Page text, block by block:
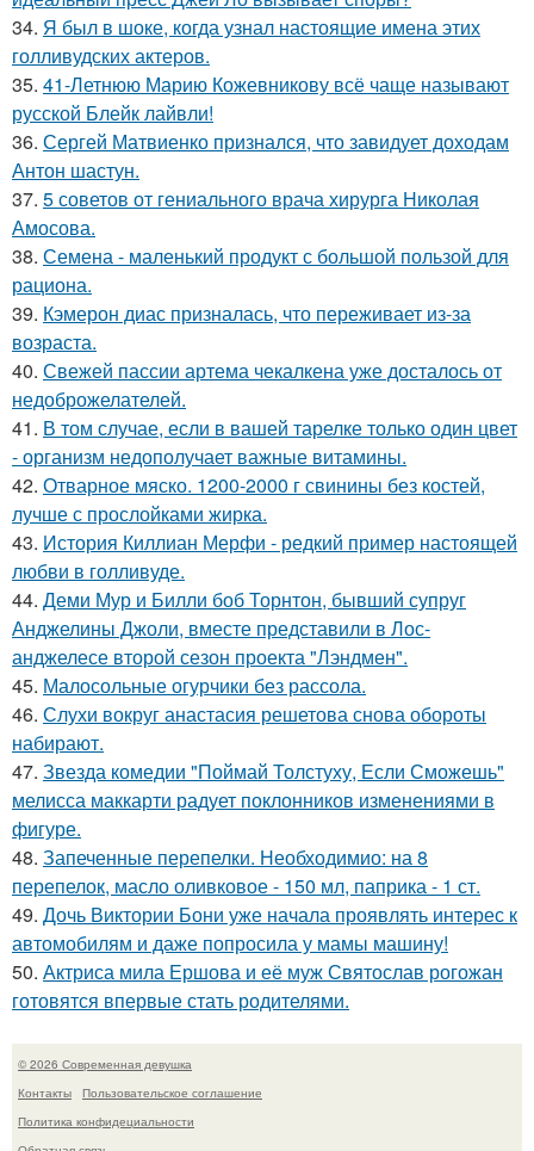
34. Я был в шоке, когда узнал настоящие имена этих
голливудских актеров.
35. 41-Летнюю Марию Кожевникову всё чаще называют
русской Блейк лайвли!
36. Сергей Матвиенко признался, что завидует доходам
Антон шастун.
37. 5 советов от гениального врача хирурга Николая
Амосова.
38. Семена - маленький продукт с большой пользой для
рациона.
39. Кэмерон диас призналась, что переживает из-за
возраста.
40. Свежей пассии артема чекалкена уже досталось от
недоброжелателей.
41. В том случае, если в вашей тарелке только один цвет
- организм недополучает важные витамины.
42. Отварное мяско. 1200-2000 г свинины без костей,
лучше с прослойками жирка.
43. История Киллиан Мерфи - редкий пример настоящей
любви в голливуде.
44. Деми Мур и Билли боб Торнтон, бывший супруг
Анджелины Джоли, вместе представили в Лос-
анджелесе второй сезон проекта "Лэндмен".
45. Малосольные огурчики без рассола.
46. Слухи вокруг анастасия решетова снова обороты
набирают.
47. Звезда комедии "Поймай Толстуху, Если Сможешь"
мелисса маккарти радует поклонников изменениями в
фигуре.
48. Запеченные перепелки. Необходимио: на 8
перепелок, масло оливковое - 150 мл, паприка - 1 ст.
49. Дочь Виктории Бони уже начала проявлять интерес к
автомобилям и даже попросила у мамы машину!
50. Актриса мила Ершова и её муж Святослав рогожан
готовятся впервые стать родителями.
© 2026 Современная девушка
Контакты
Пользовательское соглашение
Политика конфидециальности